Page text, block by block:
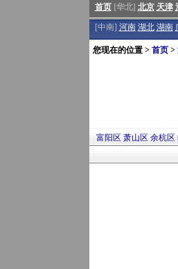
首页[华北] 北京 天津
[中南] 河南 湖北 湖南
您现在的位置 > 首页>
富阳区 萧山区 余杭区